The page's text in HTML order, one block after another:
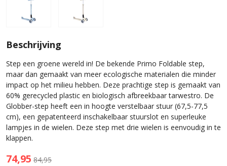
Beschrijving
Step een groene wereld in! De bekende Primo Foldable step,
maar dan gemaakt van meer ecologische materialen die minder
impact op het milieu hebben. Deze prachtige step is gemaakt van
60% gerecycled plastic en biologisch afbreekbaar tarwestro. De
Globber-step heeft een in hoogte verstelbaar stuur (67,5-77,5
cm), een gepatenteerd inschakelbaar stuurslot en superleuke
lampjes in de wielen. Deze step met drie wielen is eenvoudig in te
klappen.
74,95 84,95